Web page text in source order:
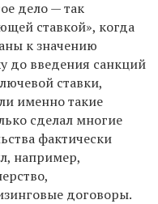
дело — так
ставкой», когда
к значению
до введения санкций
ставки,
именно такие
сделал многие
фактически
например,
договоры.